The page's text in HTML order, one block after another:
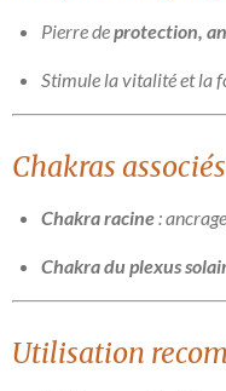
Pierre deprotection,
Stimule la vitalité et la
Chakras associés
Chakra racine:
Chakra du plexus
Utilisation